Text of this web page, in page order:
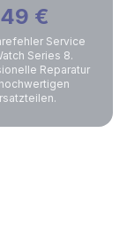
49 €
Service
Series 8.
Reparatur